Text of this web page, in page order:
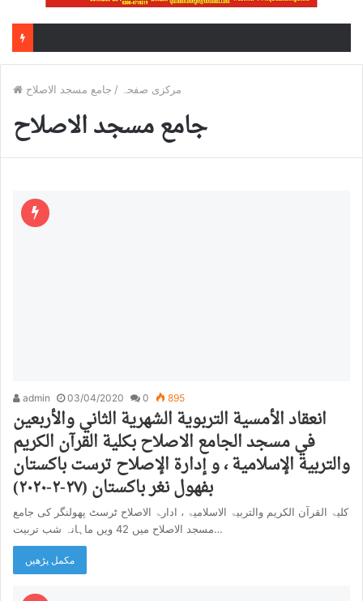
مرکزی صفحہ / جامع مسجد الاصلاح
جامع مسجد الاصلاح
admin 03/04/2020 0 895
انعقاد الأمسية التربوية الشهرية الثاني والأربعين
في مسجد الجامع الاصلاح بكلية القرآن الكريم
والتربية الإسلامية ، و إدارة الإصلاح ترست باكستان
بفهول نغر باكستان (۲۷-۲-٢٠٢٠)
کلیۃ القرآن الکریم والتربیۃ الاسلامیۃ ، ادارۃ الاصلاح ٹرسٹ پھولنگر کی جامع
مسجد الاصلاح میں 42 ویں ماہانہ شب تربیت…
مکمل پڑھیں